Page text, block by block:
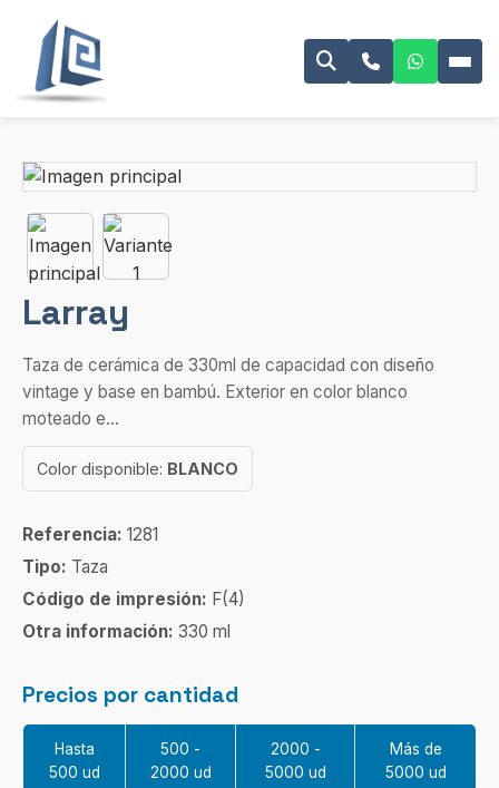
Larray
Taza de cerámica de 330ml de capacidad con diseño
vintage y base en bambú. Exterior en color blanco
moteado e...
Color disponible: BLANCO
Referencia: 1281
Tipo: Taza
Código de impresión: F(4)
Otra información: 330 ml
Precios por cantidad
Hasta
500 ud
500 -
2000 ud
2000 -
5000 ud
Más de
5000 ud